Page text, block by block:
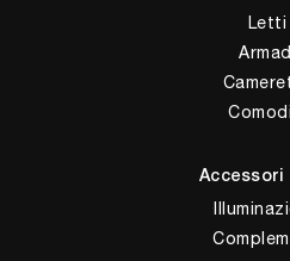
Letti
Accessori